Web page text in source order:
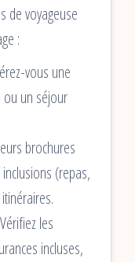
de voyageuse
:
vous une
ou un séjour
brochures
(repas,
Vérifiez les
incluses,